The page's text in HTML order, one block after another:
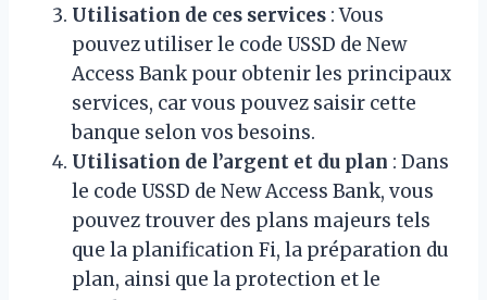
Utilisation de ces services : Vous
pouvez utiliser le code USSD de New
Access Bank pour obtenir les principaux
services, car vous pouvez saisir cette
banque selon vos besoins.
Utilisation de l’argent et du plan : Dans
le code USSD de New Access Bank, vous
pouvez trouver des plans majeurs tels
que la planification Fi, la préparation du
plan, ainsi que la protection et le